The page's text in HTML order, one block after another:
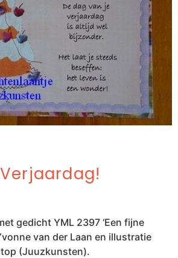
gedicht YML 2397 ‘Een fijne
van der Laan en illustratie
(Juuzkunsten).